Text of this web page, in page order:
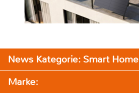
News Kategorie: Smart Home
Marke: